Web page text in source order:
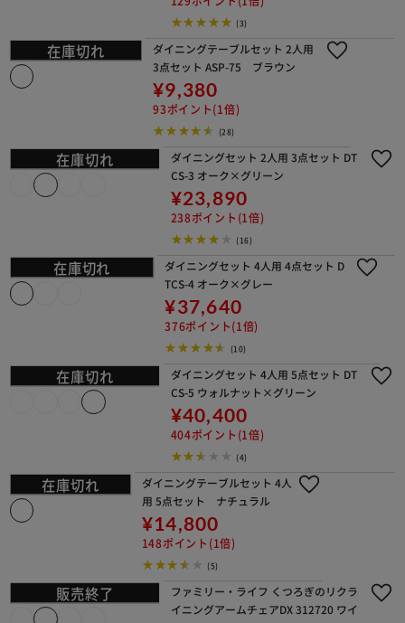
ダイニングチェア 239523 【代引き不
可】
¥24,800
248ポイント(1倍)
ヴィンテージダイニング3点セット VD
S3-7075 ブラウン×ブラック
¥12,980
129ポイント(1倍)
セット ASP-75 ブラウン
¥9,380
93ポイント(1倍)
ダイニングセット 2人用 3点セット DT
CS-3 オーク×グリーン
¥23,890
238ポイント(1倍)